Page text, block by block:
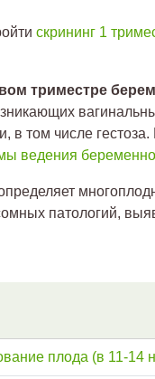
скрининг 1
триместре
в том числе
ведения
патологий,
плода (в 11-14